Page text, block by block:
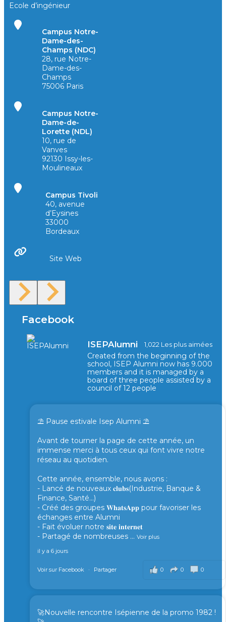
Ecole d’ingénieur
Campus Notre-
Dame-des-
Champs (NDC)
28, rue Notre-
Dame-des-
Champs
75006 Paris
Campus Notre-
Dame-de-
Lorette (NDL)
10, rue de
Vanves
92130 Issy-les-
Moulineaux
Campus Tivoli
40, avenue
d’Eysines
33000
Bordeaux
Site Web
Facebook
ISEPAlumni 1,022 Les plus aimées
Created from the beginning of the
school, ISEP Alumni now has 9.000
members and it is managed by a
board of three people assisted by a
council of 12 people
⛱️ Pause estivale Isep Alumni ⛱️
Avant de tourner la page de cette année, un
immense merci à tous ceux qui font vivre notre
réseau au quotidien.
Cette année, ensemble, nous avons :
- Lancé de nouveaux 𝐜𝐥𝐮𝐛𝐬(Industrie, Banque &
Finance, Santé...)
- Créé des groupes 𝐖𝐡𝐚𝐭𝐬𝐀𝐩𝐩 pour favoriser les
échanges entre Alumni
- Fait évoluer notre 𝐬𝐢𝐭𝐞 𝐢𝐧𝐭𝐞𝐫𝐧𝐞𝐭
- Partagé de nombreuses ... Voir plus
il y a 6 jours
0 0 0
Voir sur Facebook · Partager
🚀Nouvelle rencontre Isépienne de la promo 1982 !